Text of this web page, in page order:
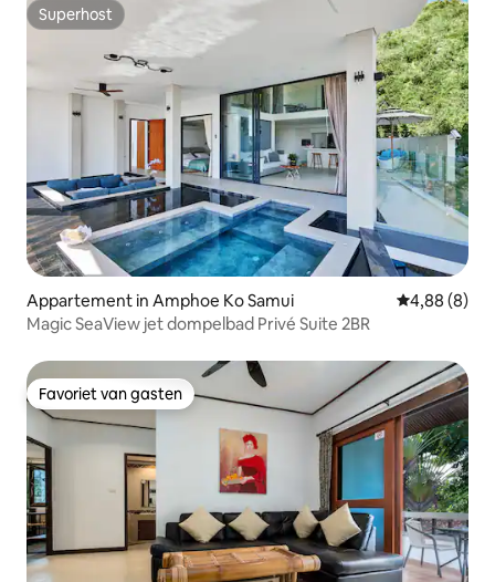
Superhost
Superhost
Appartement in Amphoe Ko Samui Gemiddelde
4,88 (8)
Magic SeaView jet dompelbad Privé Suite 2BR
Favoriet van gasten
Favoriet van gasten